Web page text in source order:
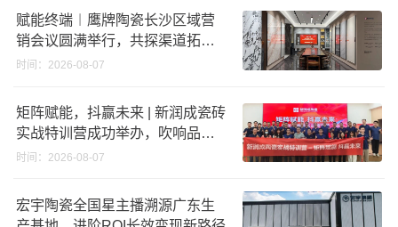
赋能终端︱鹰牌陶瓷长沙区域营
销会议圆满举行，共探渠道拓展
与门店升级新路径
时间：2026-08-07
矩阵赋能，抖赢未来 | 新润成瓷砖
实战特训营成功举办，吹响品牌
秋季营销冲锋号！
时间：2026-08-07
宏宇陶瓷全国星主播溯源广东生